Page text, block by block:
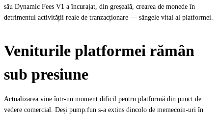
său Dynamic Fees V1 a încurajat, din greșeală, crearea de monede în
detrimentul activității reale de tranzacționare — sângele vital al platformei.
Veniturile platformei rămân
sub presiune
Actualizarea vine într-un moment dificil pentru platformă din punct de
vedere comercial. Deși pump.fun s-a extins dincolo de memecoin-uri în